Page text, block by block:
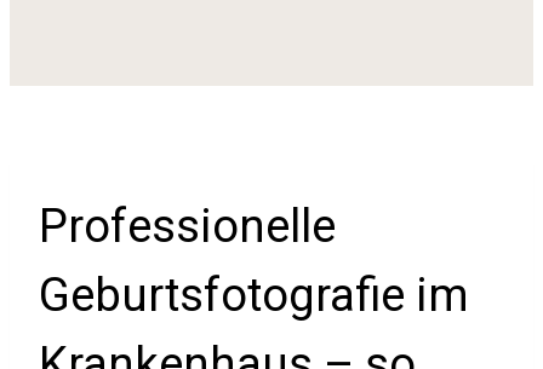
Professionelle
Geburtsfotografie im